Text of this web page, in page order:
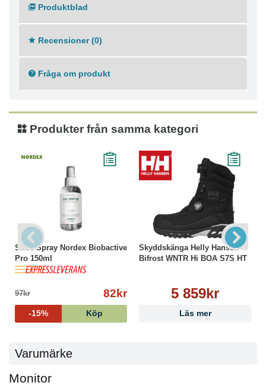
Produktblad
Recensioner (0)
Fråga om produkt
Produkter från samma kategori
Shoe Spray Nordex Biobactive
Pro 150ml
97kr 82kr
-15% Köp
Skyddskänga Helly Hansen
Bifrost WNTR Hi BOA S7S HT
5 859kr
Läs mer
Varumärke
Monitor